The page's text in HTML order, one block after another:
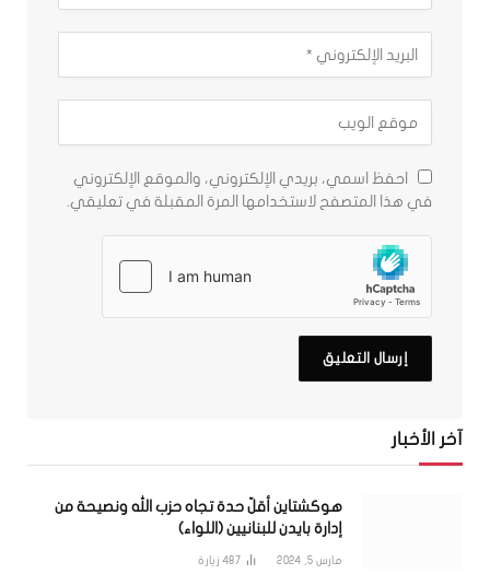
احفظ اسمي، بريدي الإلكتروني، والموقع الإلكتروني
في هذا المتصفح لاستخدامها المرة المقبلة في تعليقي.
آخر الأخبار
هوكشتاين أقلّ حدة تجاه حزب الله ونصيحة من
إدارة بايدن للبنانيين (اللواء)
مارس 5, 2024 487 زيارة